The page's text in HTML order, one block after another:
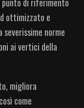
ottimizzato e
norme
ai vertici della
migliora
come